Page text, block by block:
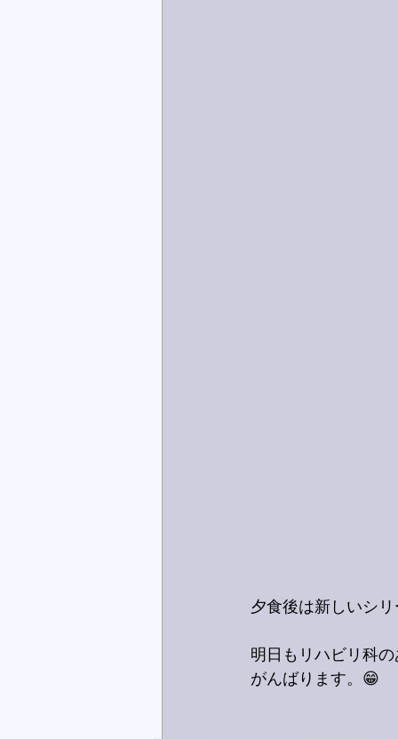
夕食後は新しいシ
明日もリハビリ科
がんばります。😁